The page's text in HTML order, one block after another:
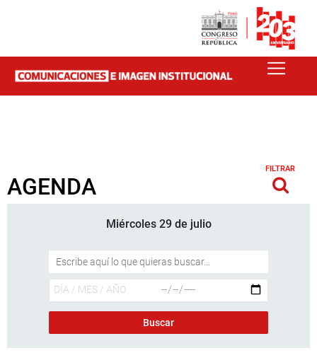
AGENDA
FILTRAR
Miércoles 29 de julio